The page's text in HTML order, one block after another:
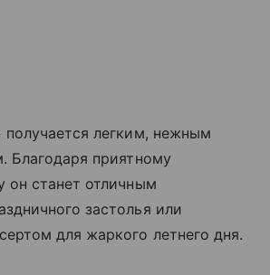
получается легким, нежным
Благодаря приятному
он станет отличным
застолья или
для жаркого летнего дня.